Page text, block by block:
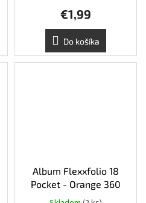
€1,99
Do košíka
Album Flexxfolio 18
Pocket - Orange 360